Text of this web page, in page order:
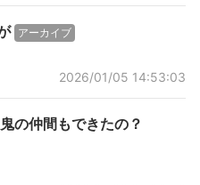
アーカイブ
2026/01/05 14:53:03
の仲間もできたの？